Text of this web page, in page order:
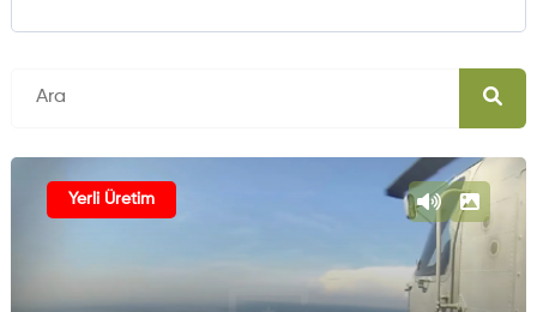
Yerli Üretim